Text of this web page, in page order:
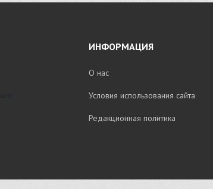
ИНФОРМАЦИЯ
О нас
Условия использования сайта
Редакционная политика